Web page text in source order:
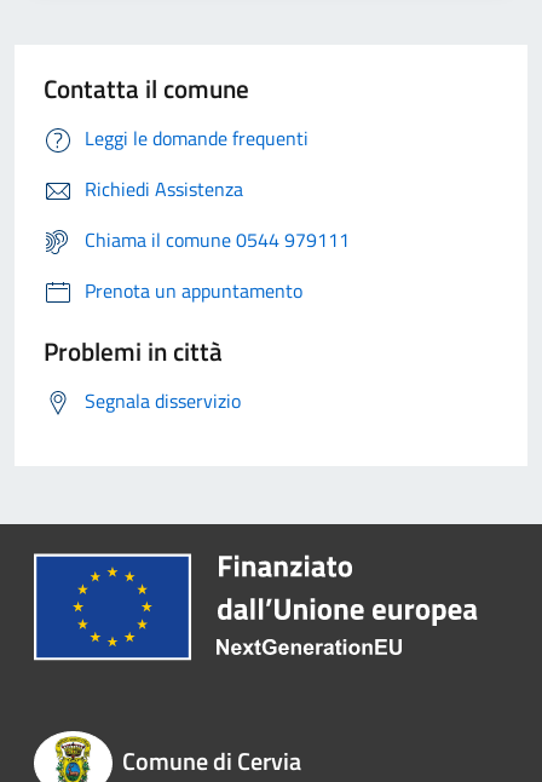
Contatta il comune
Leggi le domande frequenti
Richiedi Assistenza
Chiama il comune 0544 979111
Prenota un appuntamento
Problemi in città
Segnala disservizio
Comune di Cervia